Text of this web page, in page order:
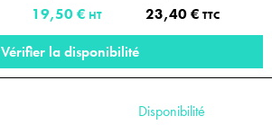
19,50 € HT 23,40 € TTC
Vérifier la disponibilité
Disponibilité